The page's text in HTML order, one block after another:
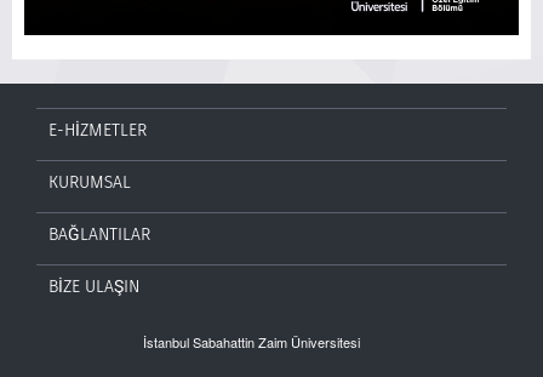
E-HİZMETLER
KURUMSAL
BAĞLANTILAR
BİZE ULAŞIN
İstanbul Sabahattin Zaim Üniversitesi